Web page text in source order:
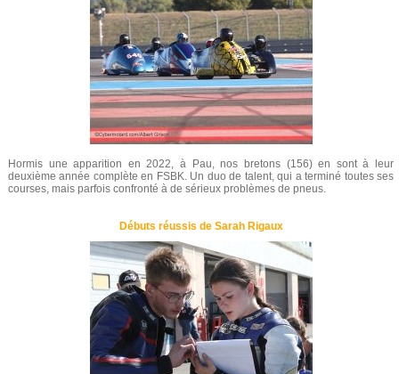
Hormis une apparition en 2022, à Pau, nos bretons (156) en sont à leur
deuxième année complète en FSBK. Un duo de talent, qui a terminé toutes ses
courses, mais parfois confronté à de sérieux problèmes de pneus.
Débuts réussis de Sarah Rigaux